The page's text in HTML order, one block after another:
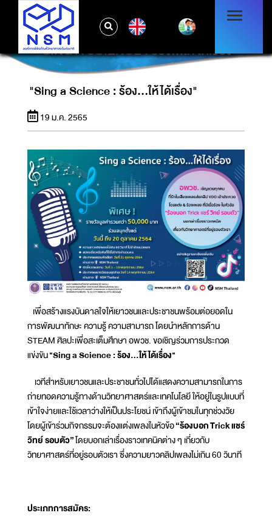
"SING A SCIENCE : ร้อง...ให้ได้เรื่อง"
"Sing a Science : ร้อง...ให้ได้เรื่อง"
19 ม.ค. 2565
เพื่อสร้างแรงบันดาลใจให้เยาวชนและประชาชนพร้อมต่อยอดใน
การพัฒนาทักษะ ความรู้ ความสามารถ โดยนำหลักการด้าน
STEAM ศิลปะเพื่อสะเต็มศึกษา อพวช. ขอเชิญร่วมการประกวด
แข่งขัน"Sing a Science : ร้อง...ให้ได้เรื่อง"
เวทีสำหรับเยาวชนและประชาชนทั่วไปได้แสดงความสามารถในการ
ถ่ายทอดความรู้ทางด้านวิทยาศาสตร์และเทคโนโลยี ให้อยู่ในรูปแบบที่
เข้าใจง่ายและใช้เวลาว่างให้เป็นประโยชน์ เข้าถึงผู้เข้าชมในทุกช่วงวัย
โดยผู้เข้าร่วมกิจกรรมจะต้องแต่งเพลงในหัวข้อ“ร้องบอกTrick แชร์
วิทย์ รอบตัว”โดยบอกเล่าเรื่องราวเทคนิคต่าง ๆ เกี่ยวกับ
วิทยาศาสตร์ที่อยู่รอบตัวเรา ซึ่งความยาวคลิปเพลงไม่เกิน 60 วินาที
ประเภทการสมัคร: